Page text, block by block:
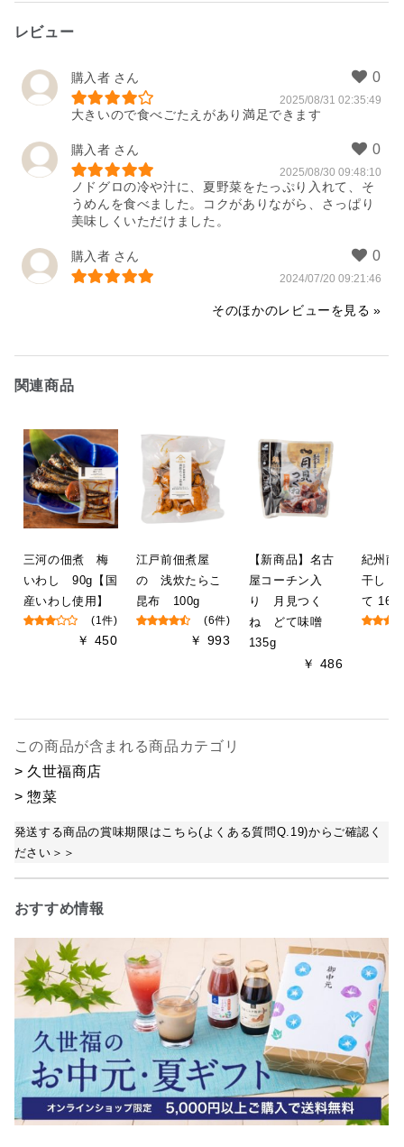
レビュー
購入者
2025/08/31 02:35:49
大きいので食べごたえがあり満足できます
購入者
2025/08/30 09:48:10
ノドグロの冷や汁に、夏野菜をたっぷり入れて、そ
うめんを食べました。コクがありながら、さっぱり
美味しくいただけました。
購入者
2024/07/20 09:21:46
そのほかのレビューを見る
関連商品
三河の佃煮 梅
いわし 90g【国
産いわし使用】
(1件)
￥ 450
江戸前佃煮屋
の 浅炊たらこ
昆布 100g
(6件)
￥ 993
【新商品】名古
屋コーチン入
り 月見つく
ね どて味噌
135g
￥ 486
紀州
干し
て
この商品が含まれる商品カテゴリ
> 久世福商店
> 惣菜
発送する商品の賞味期限はこちら(よくある質問Q.19)からご確認く
ださい＞＞
おすすめ情報